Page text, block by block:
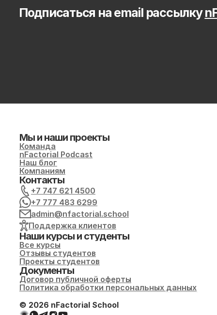
Подписаться на email рассылку
Мы и наши проекты
Команда
nFactorial Podcast
Наш блог
Компаниям
Контакты
+7 747 621 4500
+7 777 483 6299
admin@nfactorial.school
Поддержка клиентов
Наши курсы и студенты
Все курсы
Отзывы студентов
Проекты студентов
Документы
Договор публичной оферты
Политика обработки персональных данных
© 2026 nFactorial School